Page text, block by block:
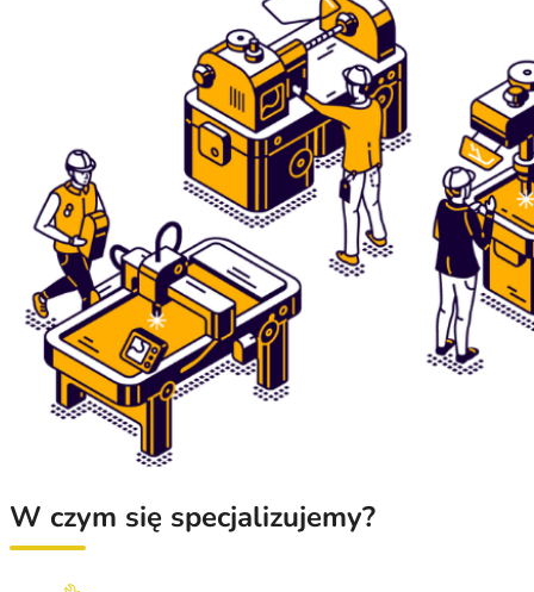
W czym się specjalizujemy?